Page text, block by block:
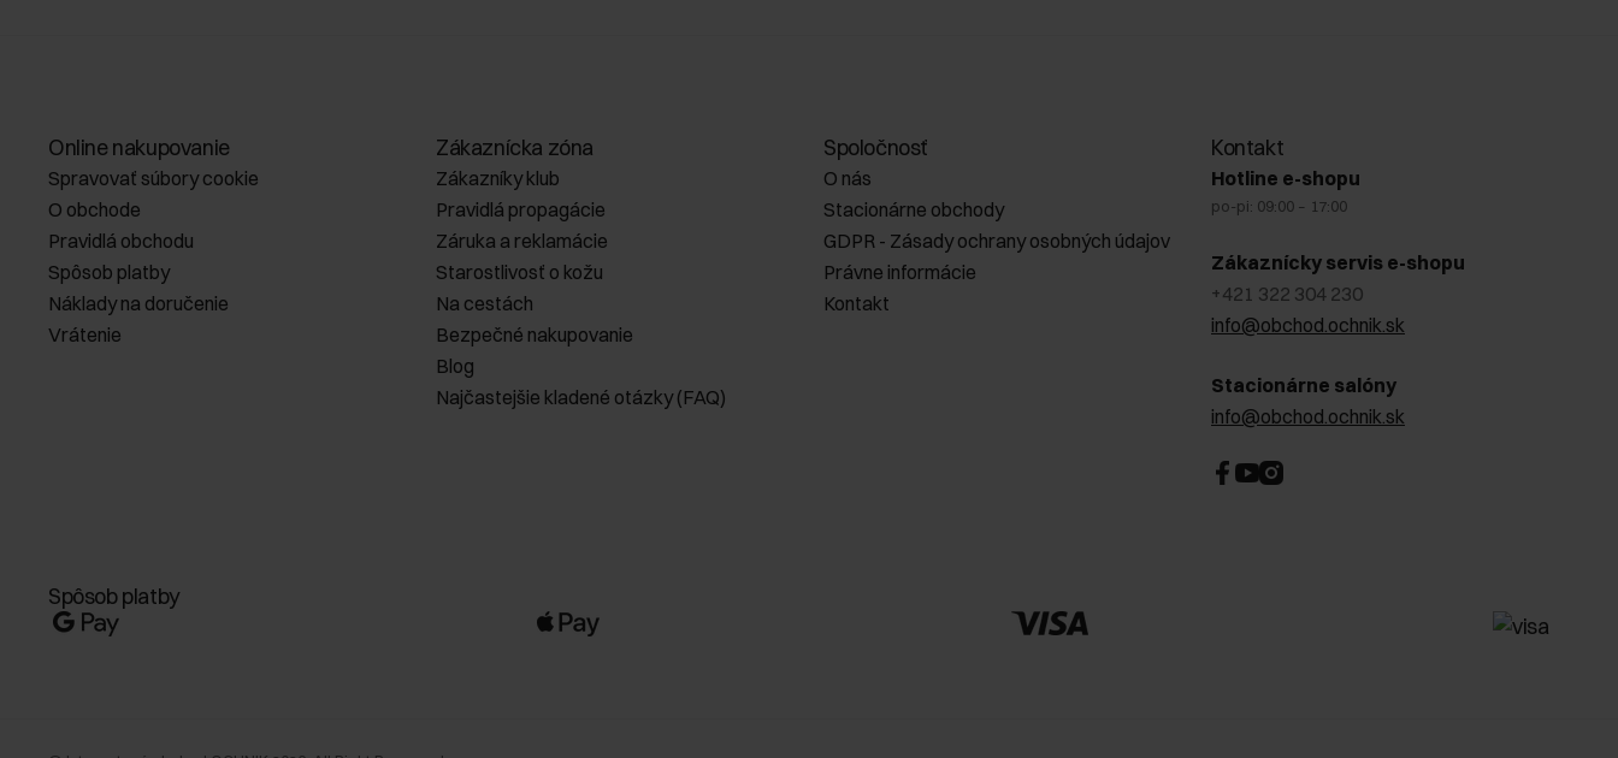
Online nakupovanie
Spravovať súbory cookie
O obchode
Pravidlá obchodu
Spôsob platby
Náklady na doručenie
Vrátenie
Zákaznícka zóna
Zákazníky klub
Pravidlá propagácie
Záruka a reklamácie
Starostlivosť o kožu
Na cestách
Bezpečné nakupovanie
Blog
Najčastejšie kladené otázky (FAQ)
Spoločnosť
O nás
Stacionárne obchody
GDPR - Zásady ochrany osobných údajov
Právne informácie
Kontakt
Kontakt
Hotline e-shopu
po-pi: 09:00 – 17:00
Zákaznícky servis e-shopu
+421 322 304 230
info@obchod.ochnik.sk
Stacionárne salóny
info@obchod.ochnik.sk
Spôsob platby